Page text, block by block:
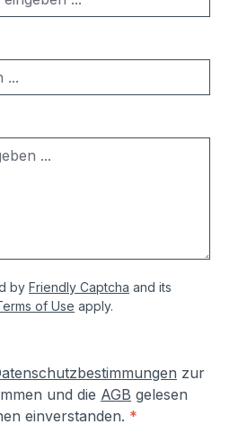
by Friendly Captcha and its
of Use apply.
zur
und die AGB gelesen
einverstanden. *